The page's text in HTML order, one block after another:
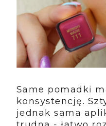
Same pomadki
konsystencję.
jednak sama